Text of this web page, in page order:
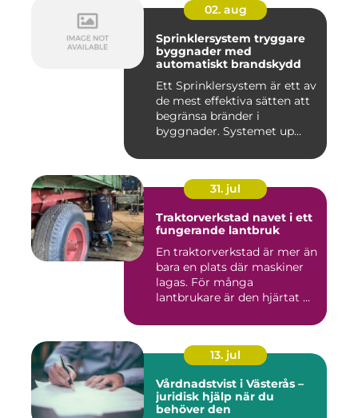
02. aug
Sprinklersystem tryggare
byggnader med
automatiskt brandskydd
Ett Sprinklersystem är ett av
de mest effektiva sätten att
begränsa bränder i
byggnader. Systemet up...
31. jul
Traktorverkstad navet i ett
fungerande lantbruk
En traktorverkstad är mer än
bara en plats där maskiner
lagas. För många
lantbrukare är den hjärtat ...
13. jul
Vårdnadstvist i Västerås –
juridisk hjälp när du
behöver den